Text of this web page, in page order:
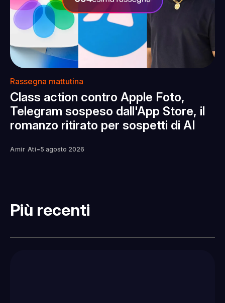
Rassegna mattutina
Class action contro Apple Foto,
Telegram sospeso dall'App Store, il
romanzo ritirato per sospetti di AI
Amir Ati -5 agosto 2026
Più recenti